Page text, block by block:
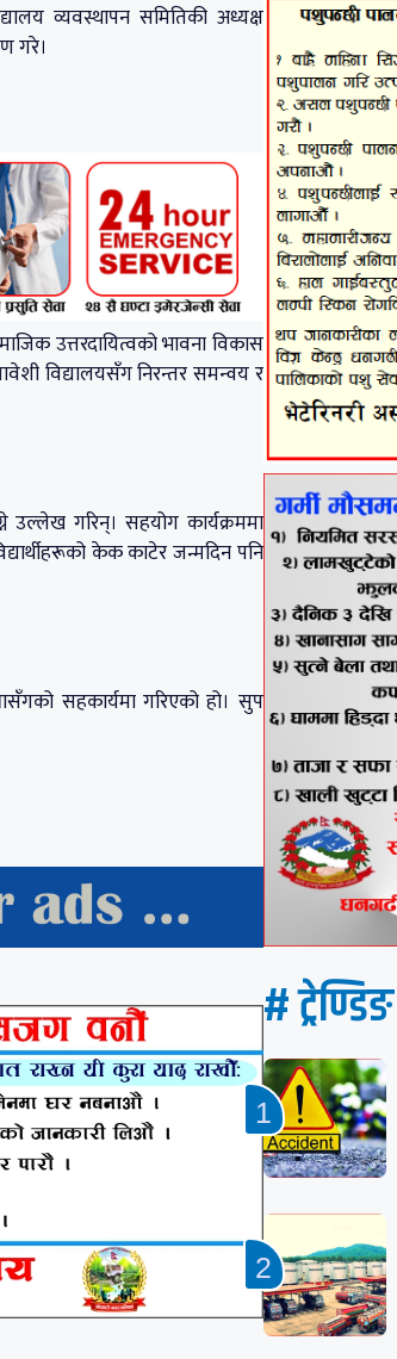
व्यवस्थापन समितिकी अध्यक्ष
गरे।
उत्तरदायित्वको भावना विकास
विद्यालयसँग निरन्तर समन्वय र
उल्लेख गरिन्। सहयोग कार्यक्रममा
केक काटेर जन्मदिन पनि
सहकार्यमा गरिएको हो। सुप
# ट्रेण्डिङ